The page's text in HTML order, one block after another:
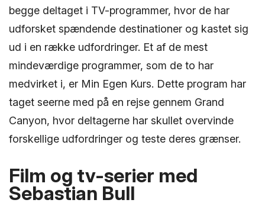
begge deltaget i TV-programmer, hvor de har
udforsket spændende destinationer og kastet sig
ud i en række udfordringer. Et af de mest
mindeværdige programmer, som de to har
medvirket i, er Min Egen Kurs. Dette program har
taget seerne med på en rejse gennem Grand
Canyon, hvor deltagerne har skullet overvinde
forskellige udfordringer og teste deres grænser.
Film og tv-serier med
Sebastian Bull